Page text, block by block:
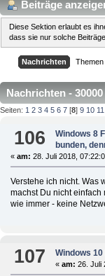
Beiträge
Diese Sektion erlaubt es
dass sie nur solche
Nachrichten Themen
Nachrichten - 30000
Seiten: 1 2 3 4 5 6 7 [8] 9 10 11
106 Windows 8
bunden,
« am: 28. Juli 2018,
Verstehe ich nicht. Was
machst Du nicht
wie immer - keine
107 Windows 10
«am: 26. Juli